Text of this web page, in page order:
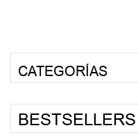
CATEGORÍAS
BESTSELLERS